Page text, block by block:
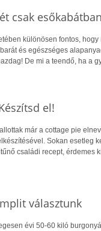
csak
különösen fontos,
és egészséges
De mi a teendő, ha a
el!
már a cottage pie
Sokan esetleg
családi recept, érdemes
választunk
évi 50-60 kiló